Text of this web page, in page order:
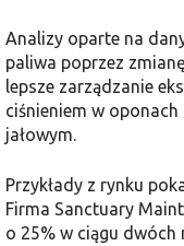
Analizy oparte na
paliwa poprzez
lepsze zarządzanie
ciśnieniem w
jałowym.
Przykłady z rynku
Firma Sanctuary
o 25% w ciągu dwóch